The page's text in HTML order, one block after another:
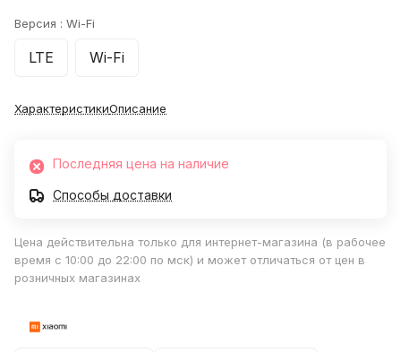
Версия : Wi-Fi
LTE Wi-Fi
ХарактеристикиОписание
Последняя цена на наличие
Способы доставки
Цена действительна только для интернет-магазина (в рабочее
время с 10:00 до 22:00 по мск) и может отличаться от цен в
розничных магазинах